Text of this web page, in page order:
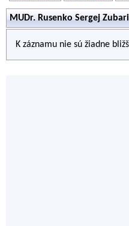
MUDr. Rusenko Sergej
K záznamu nie sú žiadne